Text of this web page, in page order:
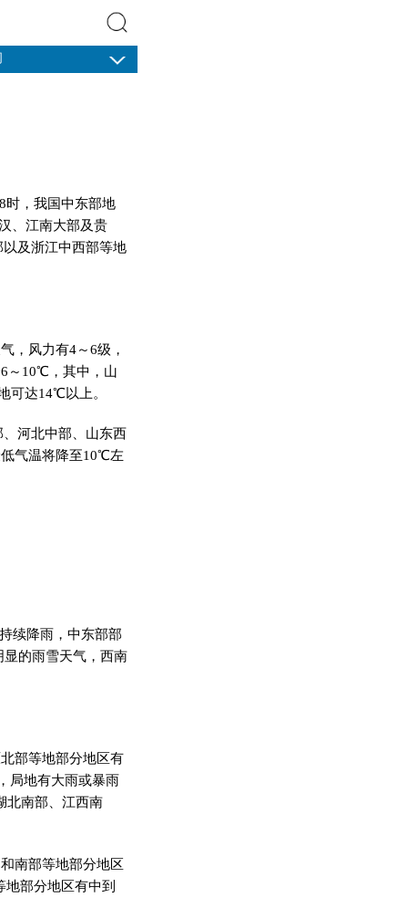
搜索
时，我国中东部地
、江南大部及贵
及浙江中西部等地
，风力有4～6级，
～10℃，其中，山
可达14℃以上。
河北中部、山东西
气温将降至10℃左
续降雨，中东部部
的雨雪天气，西南
部等地部分地区有
局地有大雨或暴雨
北南部、江西南
南部等地部分地区
部分地区有中到